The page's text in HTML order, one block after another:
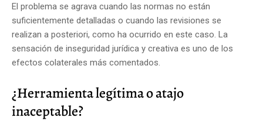
El problema se agrava cuando las normas no están
suficientemente detalladas o cuando las revisiones se
realizan a posteriori, como ha ocurrido en este caso. La
sensación de inseguridad jurídica y creativa es uno de los
efectos colaterales más comentados.
¿Herramienta legítima o atajo
inaceptable?